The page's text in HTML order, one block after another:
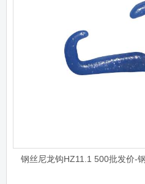
钢丝尼龙钩HZ11.1 500批发价-